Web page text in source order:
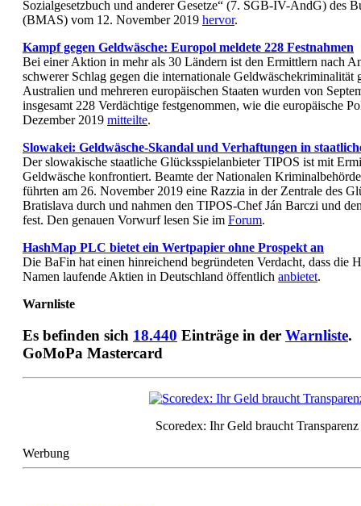
Sozialgesetzbuch und anderer Gesetze“ (7. SGB-IV-ÄndG) des
(BMAS) vom 12. November 2019 hervor.
Kampf gegen Geldwäsche: Europol meldete 228 Festnahmen
Bei einer Aktion in mehr als 30 Ländern ist den Ermittlern nach
schwerer Schlag gegen die internationale
Australien und mehreren europäischen Staaten wurden von
insgesamt 228 Verdächtige festgenommen, wie die europäische
Dezember 2019 mitteilte.
Slowakei: Geldwäsche-Skandal und Verhaftungen in
Der slowakische staatliche Glücksspielanbieter TIPOS ist mit
Geldwäsche konfrontiert. Beamte der Nationalen
führten am 26. November 2019 eine Razzia in der Zentrale des
Bratislava durch und nahmen den TIPOS-Chef Ján Barczi und
fest. Den genauen Vorwurf lesen Sie im Forum.
HashMap PLC bietet ein Wertpapier ohne Prospekt an
Die BaFin hat einen hinreichend begründeten Verdacht, dass die
Namen laufende Aktien in Deutschland öffentlich anbietet.
Warnliste
Es befinden sich 18.440 Einträge in der Warnliste.
GoMoPa Mastercard
Scoredex: Ihr Geld braucht Transparenz
Werbung